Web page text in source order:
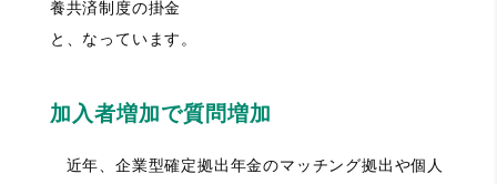
養共済制度の掛金
と、なっています。
加入者増加で質問増加
近年、企業型確定拠出年金のマッチング拠出や個人